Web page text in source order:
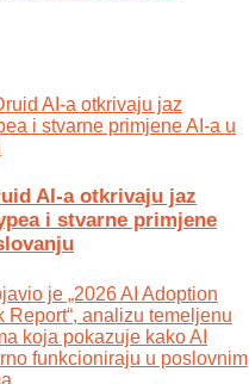
AI-a otkrivaju jaz
i stvarne primjene
je „2026 AI Adoption
Report“, analizu temeljenu
koja pokazuje kako AI
funkcioniraju u poslovnim